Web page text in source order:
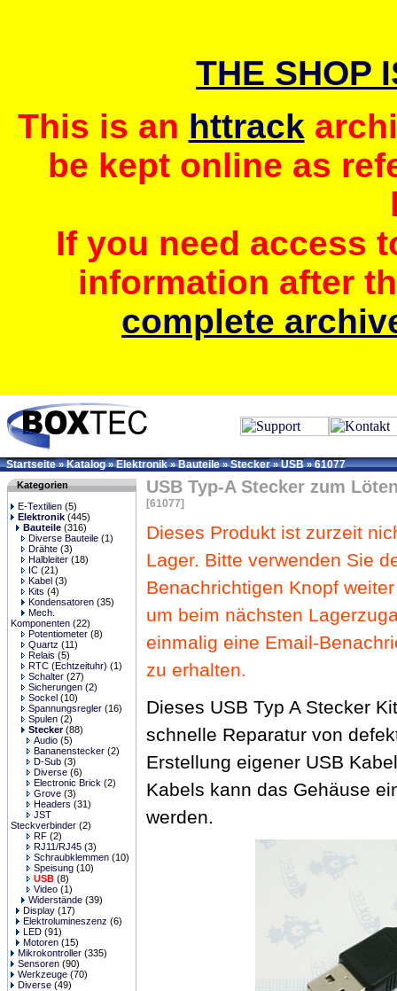
THE SHOP
This is an httrack
be kept online as
If you need access
information after
complete
Startseite»Katalog»Elektronik»Bauteile»Stecker»USB»61077
Kategorien
E-Textilien (5)
Elektronik (445)
Bauteile (316)
Diverse Bauteile (1)
Drähte (3)
Halbleiter (18)
IC (21)
Kabel (3)
Kits (4)
Kondensatoren (35)
Mech.
Komponenten (22)
Potentiometer (8)
Quartz (11)
Relais (5)
RTC (Echtzeituhr) (1)
Schalter (27)
Sicherungen (2)
Sockel (10)
Spannungsregler (16)
Spulen (2)
Stecker(88)
Audio (5)
Bananenstecker (2)
D-Sub (3)
Diverse (6)
Electronic Brick (2)
Grove (3)
Headers (31)
JST
Steckverbinder (2)
RF (2)
RJ11/RJ45 (3)
Schraubklemmen (10)
Speisung (10)
USB (8)
Video (1)
Widerstände (39)
Display (17)
Elektrolumineszenz (6)
LED (91)
Motoren (15)
Mikrokontroller (335)
Sensoren (90)
Werkzeuge (70)
Diverse (49)
USB Typ-A Stecker zum
[61077]
Dieses Produkt ist zurzeit
Lager. Bitte verwenden Sie
Benachrichtigen Knopf
um beim nächsten
einmalig eine Email-
zu erhalten.
Dieses USB Typ A Stecker
schnelle Reparatur von
Erstellung eigener USB
Kabels kann das Gehäuse
werden.